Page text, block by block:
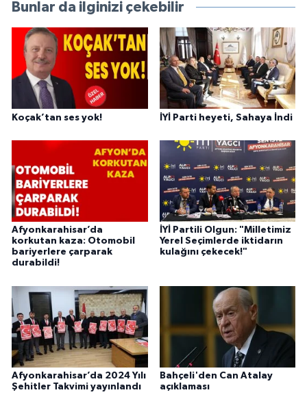
Bunlar da ilginizi çekebilir
Koçak’tan ses yok! İYİ Parti heyeti, Sahaya İndi
Afyonkarahisar’da
korkutan kaza: Otomobil
bariyerlere çarparak
durabildi!
İYİ Partili Olgun: "Milletimiz
Yerel Seçimlerde iktidarın
kulağını çekecek!"
Afyonkarahisar’da 2024 Yılı
Şehitler Takvimi yayınlandı
Bahçeli'den Can Atalay
açıklaması